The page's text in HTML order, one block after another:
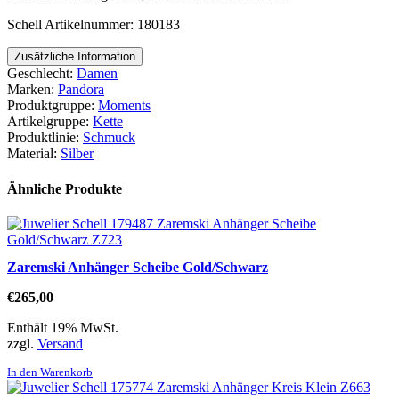
Schell Artikelnummer: 180183
Zusätzliche Information
Geschlecht: Damen
Marken: Pandora
Produktgruppe: Moments
Artikelgruppe: Kette
Produktlinie: Schmuck
Material: Silber
Ähnliche Produkte
Zaremski Anhänger Scheibe Gold/Schwarz
€265,00
Enthält 19% MwSt.
zzgl. Versand
In den Warenkorb